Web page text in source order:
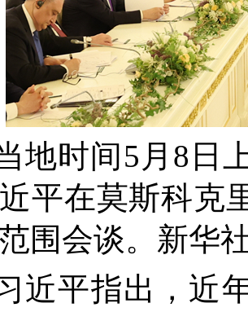
地时间5月8日
平在莫斯科克
围会谈。新华
近平指出，近